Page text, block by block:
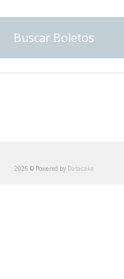
Buscar Boletos
2026 © Powered by Datacake